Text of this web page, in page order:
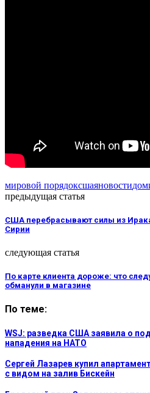
мировой порядоксшаяновости
предыдущая статья
США перебрасывают силы из
Сирии
следующая статья
По карте клиента дороже: что
обманули в магазине
По теме:
WSJ: разведка США заявила о
нападения на НАТО
Сергей Лазарев купил
с видом на залив Бискейн